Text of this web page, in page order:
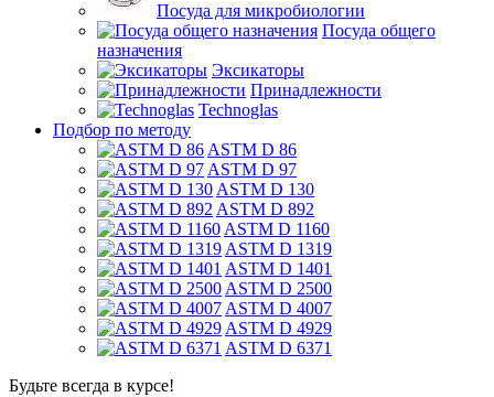
Посуда для микробиологии
Посуда общего
назначения
Эксикаторы
Принадлежности
Technoglas
Подбор по методу
ASTM D 86
ASTM D 97
ASTM D 130
ASTM D 892
ASTM D 1160
ASTM D 1319
ASTM D 1401
ASTM D 2500
ASTM D 4007
ASTM D 4929
ASTM D 6371
Будьте всегда в курсе!